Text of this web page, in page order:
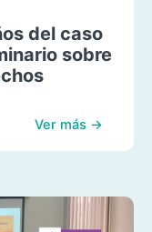
del caso
sobre
Ver más →